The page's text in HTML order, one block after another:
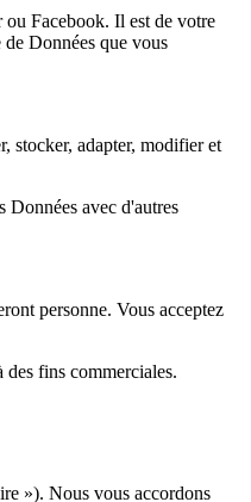
Facebook. Il est de votre
de Données que vous
stocker, adapter, modifier et
Données avec d'autres
personne. Vous acceptez
fins commerciales.
»). Nous vous accordons